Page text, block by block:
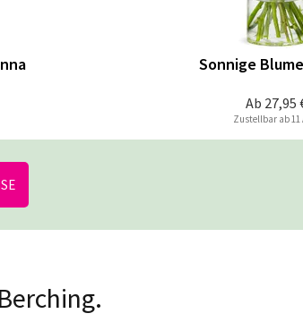
Ab 27,95
Sonnige
Zustellbar ab 11